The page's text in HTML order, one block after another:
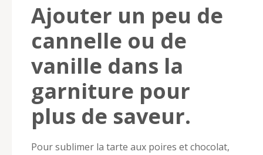
Ajouter un peu de
cannelle ou de
vanille dans la
garniture pour
plus de saveur.
Pour sublimer la tarte aux poires et chocolat,